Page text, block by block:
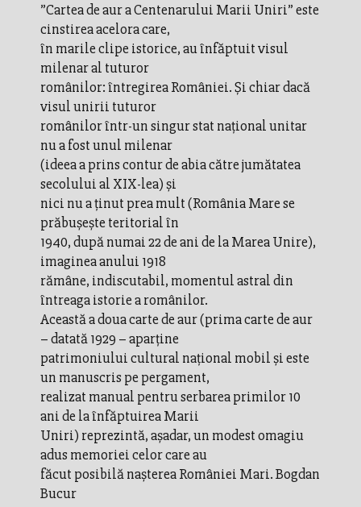
”Cartea de aur a Centenarului Marii Uniri” este
cinstirea acelora care,
în marile clipe istorice, au înfăptuit visul
milenar al tuturor
românilor: întregirea României. Și chiar dacă
visul unirii tuturor
românilor într-un singur stat național unitar
nu a fost unul milenar
(ideea a prins contur de abia către jumătatea
secolului al XIX-lea) și
nici nu a ținut prea mult (România Mare se
prăbușește teritorial în
1940, după numai 22 de ani de la Marea Unire),
imaginea anului 1918
rămâne, indiscutabil, momentul astral din
întreaga istorie a românilor.
Această a doua carte de aur (prima carte de aur
– datată 1929 – aparține
patrimoniului cultural național mobil și este
un manuscris pe pergament,
realizat manual pentru serbarea primilor 10
ani de la înfăptuirea Marii
Uniri) reprezintă, așadar, un modest omagiu
adus memoriei celor care au
făcut posibilă nașterea României Mari. Bogdan
Bucur